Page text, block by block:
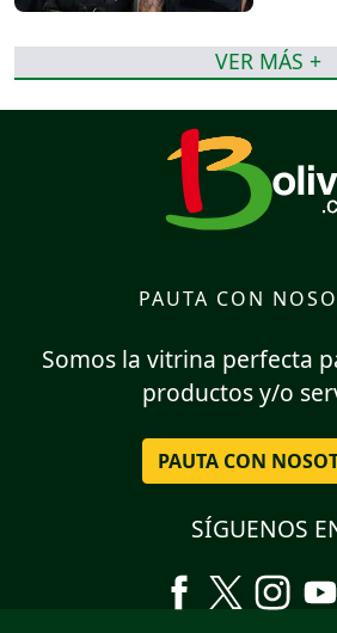
VER MÁS +
PAUTA CON
Somos la vitrina perfecta
productos y/o
PAUTA CON
SÍGUENOS